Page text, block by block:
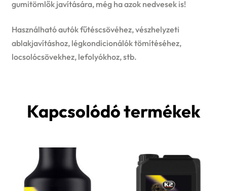
gumitömlők javítására, még ha azok nedvesek is!
Használható autók fűtéscsövéhez, vészhelyzeti
ablakjavításhoz, légkondicionálók tömítéséhez,
locsolócsövekhez, lefolyókhoz, stb.
Kapcsolódó termékek